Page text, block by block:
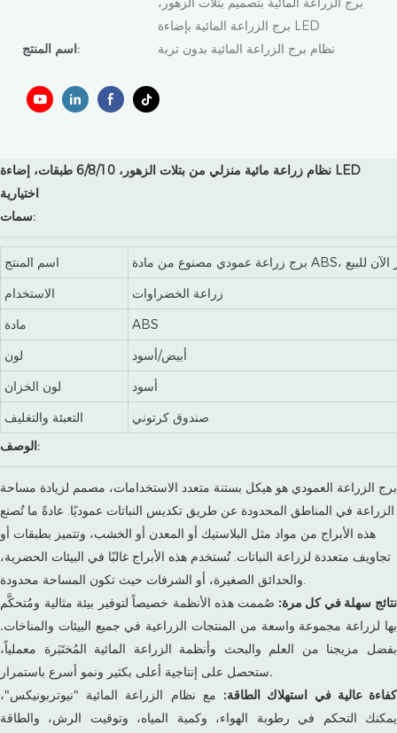
برج الزراعة المائية بإضاءة LED
اسم المنتج:
نظام برج الزراعة المائية بدون تربة
نظام زراعة مائية منزلي من بتلات الزهور، 6/8/10 طبقات، إضاءة LED
اختيارية
سمات:
اسم المنتج
الاستخدام
زراعة الخضراوات
مادة
ABS
لون
أبيض/أسود
لون الخزان
أسود
التعبئة والتغليف
صندوق كرتوني
الوصف:
برج الزراعة العمودي هو هيكل بستنة متعدد الاستخدامات، مصمم لزيادة مساحة
الزراعة في المناطق المحدودة عن طريق تكديس النباتات عموديًا. عادةً ما تُصنع
هذه الأبراج من مواد مثل البلاستيك أو المعدن أو الخشب، وتتميز بطبقات أو
تجاويف متعددة لزراعة النباتات. تُستخدم هذه الأبراج غالبًا في البيئات الحضرية،
والحدائق الصغيرة، أو الشرفات حيث تكون المساحة محدودة.
نتائج سهلة في كل مرة: صُممت هذه الأنظمة خصيصاً لتوفير بيئة مثالية ومُتحكَّم
بها لزراعة مجموعة واسعة من المنتجات الزراعية في جميع البيئات والمناخات.
بفضل مزيجنا من العلم والبحث وأنظمة الزراعة المائية المُختَبَرة معملياً،
ستحصل على إنتاجية أعلى بكثير ونمو أسرع باستمرار.
كفاءة عالية في استهلاك الطاقة: مع نظام الزراعة المائية "نيوتربونيكس"،
يمكنك التحكم في رطوبة الهواء، وكمية المياه، وتوقيت الرش، والطاقة